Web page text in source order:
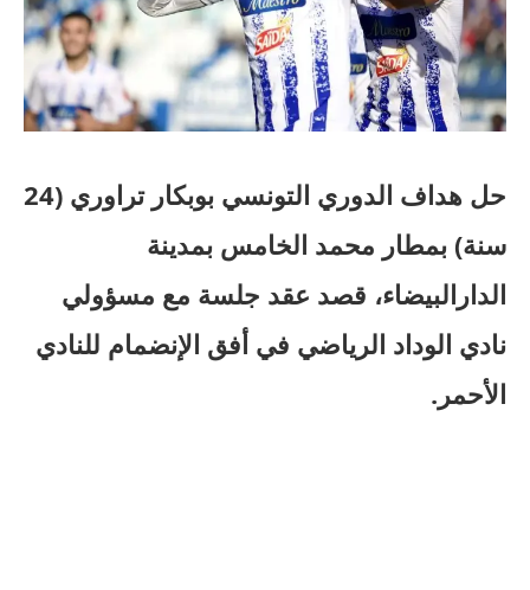
حل هداف الدوري التونسي بوبكار تراوري (24
سنة) بمطار محمد الخامس بمدينة
الدارالبيضاء، قصد عقد جلسة مع مسؤولي
نادي الوداد الرياضي في أفق الإنضمام للنادي
الأحمر.